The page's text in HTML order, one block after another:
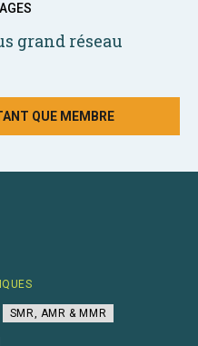
grand réseau
QUE MEMBRE
SMR, AMR & MMR